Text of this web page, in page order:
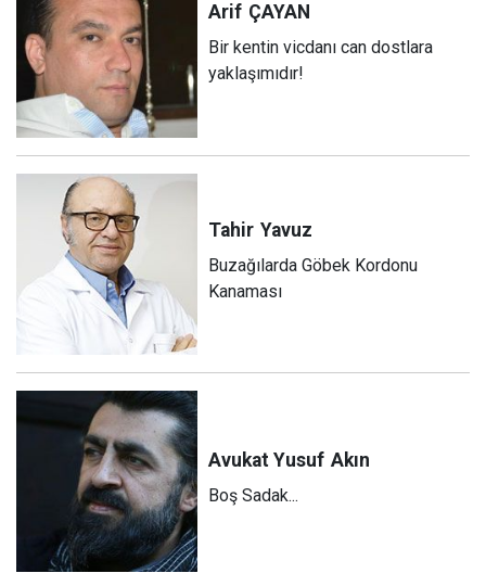
Arif ÇAYAN
Bir kentin vicdanı can dostlara
yaklaşımıdır!
Tahir Yavuz
Buzağılarda Göbek Kordonu
Kanaması
Avukat Yusuf Akın
Boş Sadak...